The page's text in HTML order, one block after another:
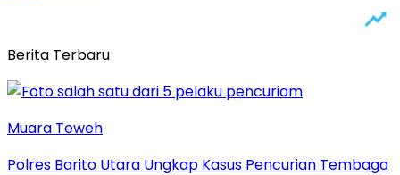
Berita Terbaru
Muara Teweh
Polres Barito Utara Ungkap Kasus Pencurian Tembaga